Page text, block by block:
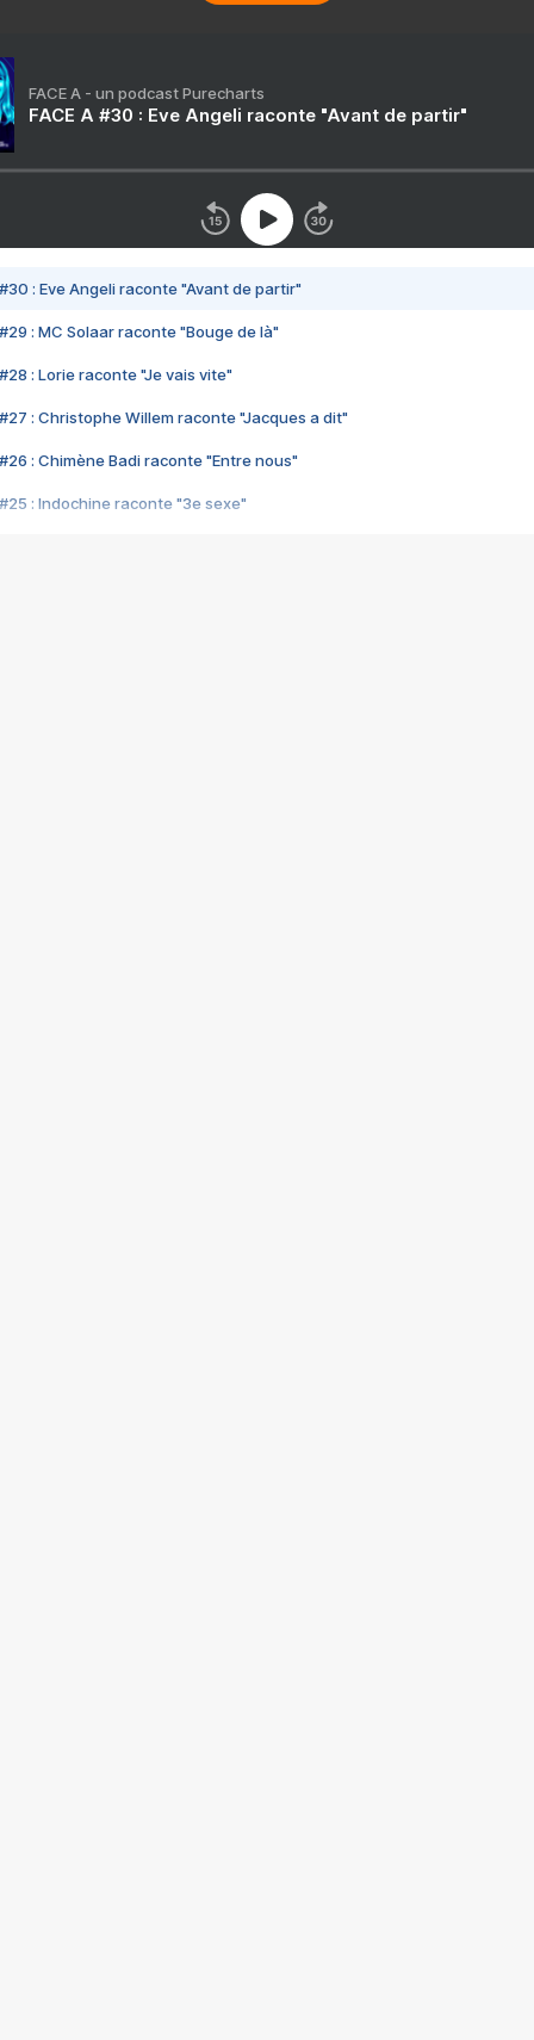
FACE A - un podcast Purecharts
FACE A #30 : Eve Angeli raconte "Avant de partir"
#30 : Eve Angeli raconte "Avant de partir"
#29 : MC Solaar raconte "Bouge de là"
#28 : Lorie raconte "Je vais vite"
#27 : Christophe Willem raconte "Jacques a dit"
#26 : Chimène Badi raconte "Entre nous"
#25 : Indochine raconte "3e sexe"